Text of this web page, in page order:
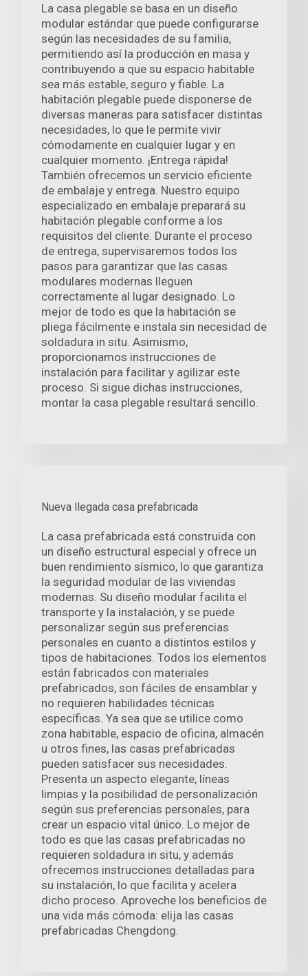
La casa plegable se basa en un diseño
modular estándar que puede configurarse
según las necesidades de su familia,
permitiendo así la producción en masa y
contribuyendo a que su espacio habitable
sea más estable, seguro y fiable. La
habitación plegable puede disponerse de
diversas maneras para satisfacer distintas
necesidades, lo que le permite vivir
cómodamente en cualquier lugar y en
cualquier momento. ¡Entrega rápida!
También ofrecemos un servicio eficiente
de embalaje y entrega. Nuestro equipo
especializado en embalaje preparará su
habitación plegable conforme a los
requisitos del cliente. Durante el proceso
de entrega, supervisaremos todos los
pasos para garantizar que las casas
modulares modernas lleguen
correctamente al lugar designado. Lo
mejor de todo es que la habitación se
pliega fácilmente e instala sin necesidad de
soldadura in situ. Asimismo,
proporcionamos instrucciones de
instalación para facilitar y agilizar este
proceso. Si sigue dichas instrucciones,
montar la casa plegable resultará sencillo.
Nueva llegada casa prefabricada
La casa prefabricada está construida con
un diseño estructural especial y ofrece un
buen rendimiento sísmico, lo que garantiza
la seguridad modular de las viviendas
modernas. Su diseño modular facilita el
transporte y la instalación, y se puede
personalizar según sus preferencias
personales en cuanto a distintos estilos y
tipos de habitaciones. Todos los elementos
están fabricados con materiales
prefabricados, son fáciles de ensamblar y
no requieren habilidades técnicas
específicas. Ya sea que se utilice como
zona habitable, espacio de oficina, almacén
u otros fines, las casas prefabricadas
pueden satisfacer sus necesidades.
Presenta un aspecto elegante, líneas
limpias y la posibilidad de personalización
según sus preferencias personales, para
crear un espacio vital único. Lo mejor de
todo es que las casas prefabricadas no
requieren soldadura in situ, y además
ofrecemos instrucciones detalladas para
su instalación, lo que facilita y acelera
dicho proceso. Aproveche los beneficios de
una vida más cómoda: elija las casas
prefabricadas Chengdong.